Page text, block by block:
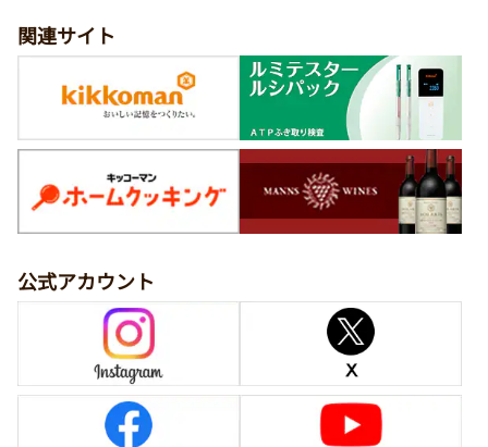
関連サイト
公式アカウント